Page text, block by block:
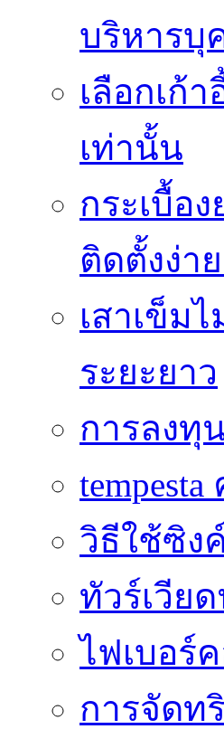
บริหารบุ
เลือกเก้
เท่านั้น
กระเบื้อ
ติดตั้งง่า
เสาเข็ม
ระยะยาว
การลงทุน
วิธีใช้ซิง
ทัวร์เวีย
ไฟเบอร์
การจัดท